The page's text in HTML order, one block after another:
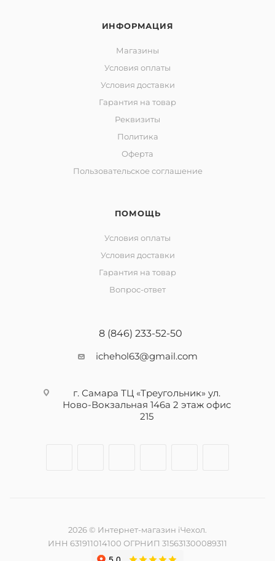
ИНФОРМАЦИЯ
Магазины
Условия оплаты
Условия доставки
Гарантия на товар
Реквизиты
Политика
Оферта
Пользовательское соглашение
ПОМОЩЬ
Условия оплаты
Условия доставки
Гарантия на товар
Вопрос-ответ
8 (846) 233-52-50
ichehol63@gmail.com
г. Самара ТЦ «Треугольник» ул.
Ново-Вокзальная 146а 2 этаж офис
215
2026 © Интернет-магазин iЧехол.
ИНН 631911014100 ОГРНИП 315631300089311